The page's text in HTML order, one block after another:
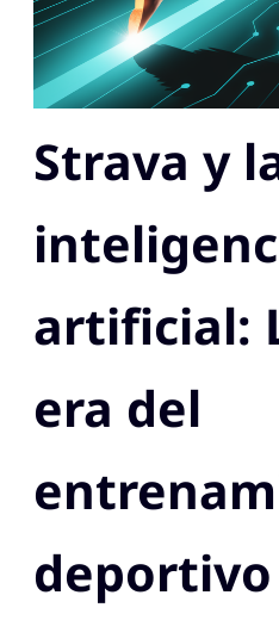
Strava y
artificial:
era del
deportivo